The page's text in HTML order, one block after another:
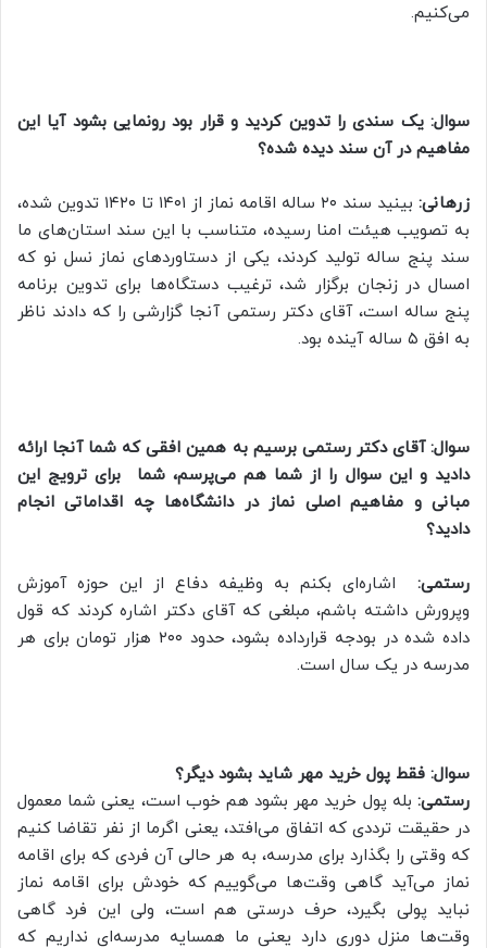
می‌کنیم.
سوال: یک سندی را تدوین کردید و قرار بود رونمایی بشود آیا این
مفاهیم در آن سند دیده شده؟
زرهانی:
بینید سند ۲۰ ساله اقامه نماز از ۱۴۰۱ تا ۱۴۲۰ تدوین شده،
به تصویب هیئت امنا رسیده، متناسب با این سند استان‌های ما
سند پنج ساله تولید کردند، یکی از دستاورد‌های نماز نسل نو که
امسال در زنجان برگزار شد، ترغیب دستگاه‌ها برای تدوین برنامه
پنج ساله است، آقای دکتر رستمی آنجا گزارشی را که دادند ناظر
به افق ۵ ساله آینده بود.
سوال: آقای دکتر رستمی برسیم به همین افقی که شما آنجا ارائه
دادید و این سوال را از شما هم می‌پرسم، شما برای ترویج این
مبانی و مفاهیم اصلی نماز در دانشگاه‌ها چه اقداماتی انجام
دادید؟
رستمی: اشاره‌ای بکنم به وظیفه دفاع از این حوزه آموزش
وپرورش داشته باشم، مبلغی که آقای دکتر اشاره کردند که قول
داده شده در بودجه قرارداده بشود، حدود ۲۰۰ هزار تومان برای هر
مدرسه در یک سال است.
سوال: فقط پول خرید مهر شاید بشود دیگر؟
رستمی: بله پول خرید مهر بشود هم خوب است، یعنی شما معمول
در حقیقت ترددی که اتفاق می‌افتد، یعنی اگرما از نفر تقاضا کنیم
که وقتی را بگذارد برای مدرسه، به هر حالی آن فردی که برای اقامه
نماز می‌آید گاهی وقت‌ها می‌گوییم که خودش برای اقامه نماز
نباید پولی بگیرد، حرف درستی هم است، ولی این فرد گاهی
وقت‌ها منزل دوری دارد یعنی ما همسایه مدرسه‌ای نداریم که